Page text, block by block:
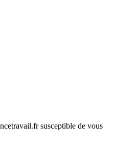
susceptible de vous